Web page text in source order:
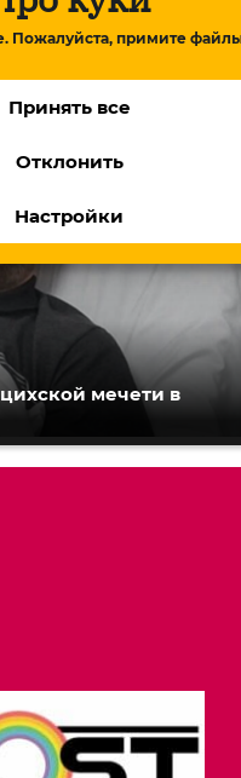
Пожалуйста, примите
Принять все
Отклонить
Настройки
Пашинян
мечети в